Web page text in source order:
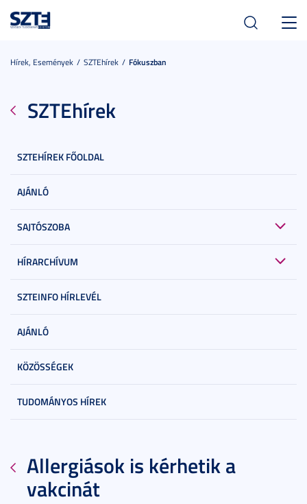
Hírek, Események SZTEhírek Fókuszban
SZTEhírek
SZTEHÍREK FŐOLDAL
AJÁNLÓ
SAJTÓSZOBA
HÍRARCHÍVUM
SZTEINFO HÍRLEVÉL
AJÁNLÓ
KÖZÖSSÉGEK
TUDOMÁNYOS HÍREK
Allergiások is kérhetik a
vakcinát